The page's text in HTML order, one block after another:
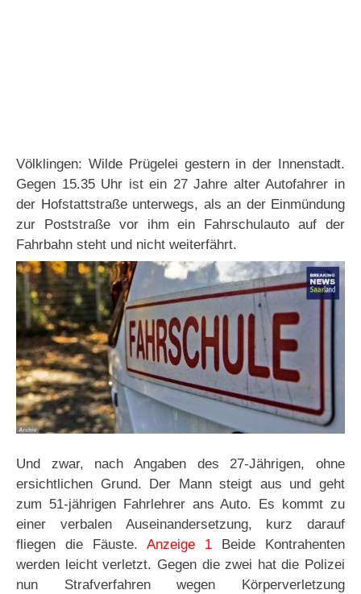
Völklingen: Wilde Prügelei gestern in der Innenstadt.
Gegen 15.35 Uhr ist ein 27 Jahre alter Autofahrer in
der Hofstattstraße unterwegs, als an der Einmündung
zur Poststraße vor ihm ein Fahrschulauto auf der
Fahrbahn steht und nicht weiterfährt.
Und zwar, nach Angaben des 27-Jährigen, ohne
ersichtlichen Grund. Der Mann steigt aus und geht
zum 51-jährigen Fahrlehrer ans Auto. Es kommt zu
einer verbalen Auseinandersetzung, kurz darauf
fliegen die Fäuste. Anzeige 1 Beide Kontrahenten
werden leicht verletzt. Gegen die zwei hat die Polizei
nun Strafverfahren wegen Körperverletzung